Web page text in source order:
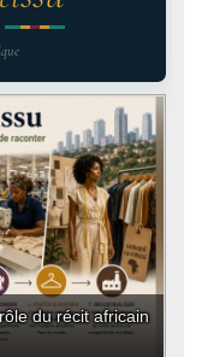
du récit africain